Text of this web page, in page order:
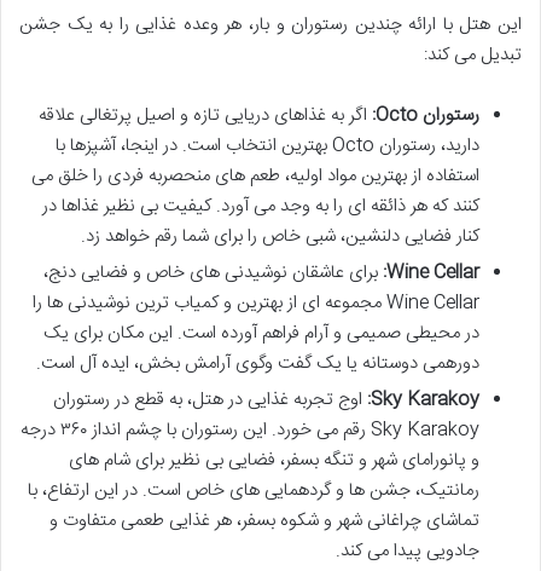
این هتل با ارائه چندین رستوران و بار، هر وعده غذایی را به یک جشن
تبدیل می کند:
رستوران Octo:
اگر به غذاهای دریایی تازه و اصیل پرتغالی علاقه
دارید، رستوران Octo بهترین انتخاب است. در اینجا، آشپزها با
استفاده از بهترین مواد اولیه، طعم های منحصربه فردی را خلق می
کنند که هر ذائقه ای را به وجد می آورد. کیفیت بی نظیر غذاها در
کنار فضایی دلنشین، شبی خاص را برای شما رقم خواهد زد.
Wine Cellar: برای عاشقان نوشیدنی های خاص و فضایی دنج،
Wine Cellar مجموعه ای از بهترین و کمیاب ترین نوشیدنی ها را
در محیطی صمیمی و آرام فراهم آورده است. این مکان برای یک
دورهمی دوستانه یا یک گفت وگوی آرامش بخش، ایده آل است.
Sky Karakoy: اوج تجربه غذایی در هتل، به قطع در رستوران
Sky Karakoy رقم می خورد. این رستوران با چشم انداز ۳۶۰ درجه
و پانورامای شهر و تنگه بسفر، فضایی بی نظیر برای شام های
رمانتیک، جشن ها و گردهمایی های خاص است. در این ارتفاع، با
تماشای چراغانی شهر و شکوه بسفر، هر غذایی طعمی متفاوت و
جادویی پیدا می کند.